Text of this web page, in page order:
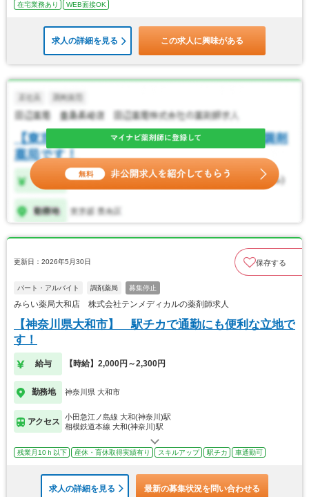
在宅業務あり
WEB面接OK
求人の詳細を見る この求人に興味がある
更新日：2026年5月30日 保存する
パート・アルバイト 調剤薬局 募集停止
みらい薬局大和店 株式会社テンメディカルの薬剤師求人
【神奈川県大和市】 駅チカで通勤にも便利な立地で
す！
給与 【時給】2,000円～2,300円
勤務地 神奈川県 大和市
アクセス
小田急江ノ島線 大和(神奈川)駅
相模鉄道本線 大和(神奈川)駅
残業月10ｈ以下 産休・育休取得実績有り スキルアップ 駅チカ 車通勤可
求人の詳細を見る 最新の募集状況を問い合わせる